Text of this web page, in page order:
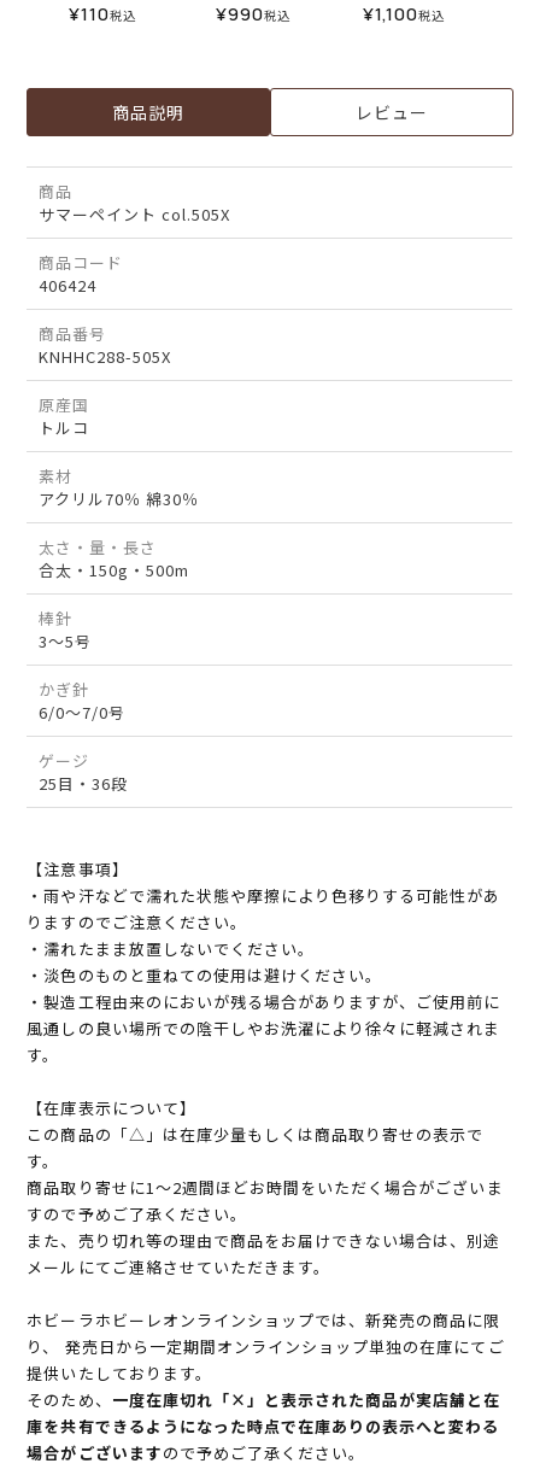
¥110税込 ¥990税込 ¥1,100税込
商品説明 レビュー
商品
サマーペイント col.505X
商品コード
406424
商品番号
KNHHC288-505X
原産国
トルコ
素材
アクリル70％ 綿30％
太さ・量・長さ
合太・150g・500m
棒針
3～5号
かぎ針
6/0～7/0号
ゲージ
25目・36段
【注意事項】
・雨や汗などで濡れた状態や摩擦により色移りする可能性があ
りますのでご注意ください。
・濡れたまま放置しないでください。
・淡色のものと重ねての使用は避けください。
・製造工程由来のにおいが残る場合がありますが、ご使用前に
風通しの良い場所での陰干しやお洗濯により徐々に軽減されま
す。
【在庫表示について】
この商品の「△」は在庫少量もしくは商品取り寄せの表示で
す。
商品取り寄せに1～2週間ほどお時間をいただく場合がございま
すので予めご了承ください。
また、売り切れ等の理由で商品をお届けできない場合は、別途
メールにてご連絡させていただきます。
ホビーラホビーレオンラインショップでは、新発売の商品に限
り、 発売日から一定期間オンラインショップ単独の在庫にてご
提供いたしております。
そのため、 一度在庫切れ「×」と表示された商品が実店舗と在
庫を共有できるようになった時点で在庫ありの表示へと変わる
場合がございますので予めご了承ください。